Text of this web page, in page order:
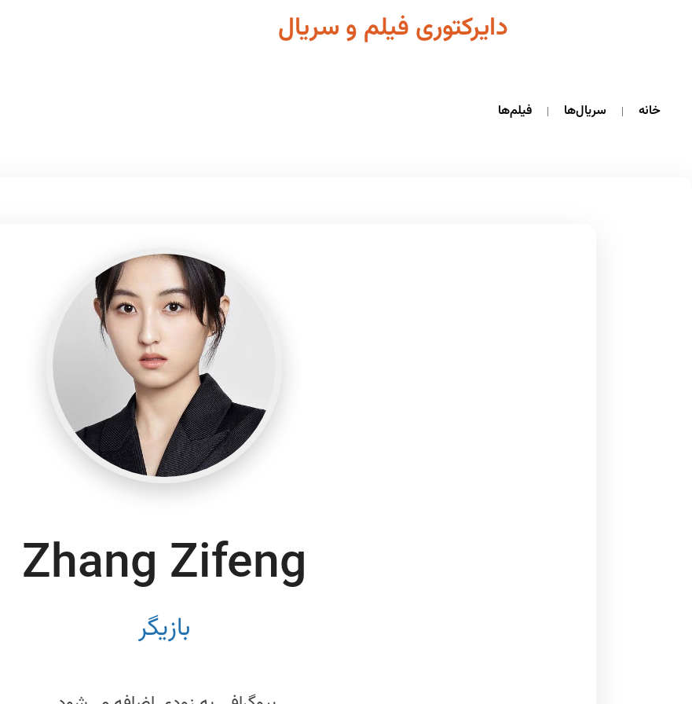
دایرکتوری فیلم و سریال
خانه سریال‌ها فیلم‌ها
Zhang Zifeng
بازیگر